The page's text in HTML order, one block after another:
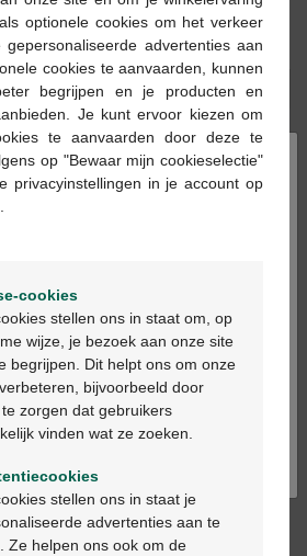
Reserveren
vóór 12u besteld, volgende
Multipharma apotheek
vanaf €55
×
Bienvenue
in het nederlands
en français
optionele cookies om het verkeer
advertenties aan
cookies te aanvaarden, kunnen
begrijpen en je producten en
Je kunt ervoor kiezen om
te aanvaarden door deze te
op "Bewaar mijn cookieselectie"
privacyinstellingen in je account op
cookies
stellen ons in staat om, op
wijze, je bezoek aan onze site
begrijpen. Dit helpt ons om onze
bijvoorbeeld door
zorgen dat gebruikers
vinden wat ze zoeken.
stellen ons in staat je
advertenties aan te
Ze helpen ons ook om de